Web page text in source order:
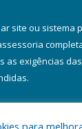
site ou sistema
as exigências das
para